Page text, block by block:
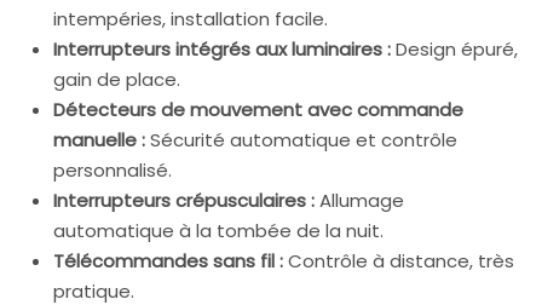
intempéries, installation facile.
Interrupteurs intégrés aux luminaires :Design épuré,
gain de place.
Détecteurs de mouvement avec commande
manuelle :Sécurité automatique et contrôle
personnalisé.
Interrupteurs crépusculaires :Allumage
automatique à la tombée de la nuit.
Télécommandes sans fil :Contrôle à distance, très
pratique.